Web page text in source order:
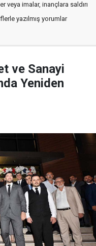
veya imalar, inançlara saldırı
yazılmış yorumlar
ve Sanayi
Yeniden